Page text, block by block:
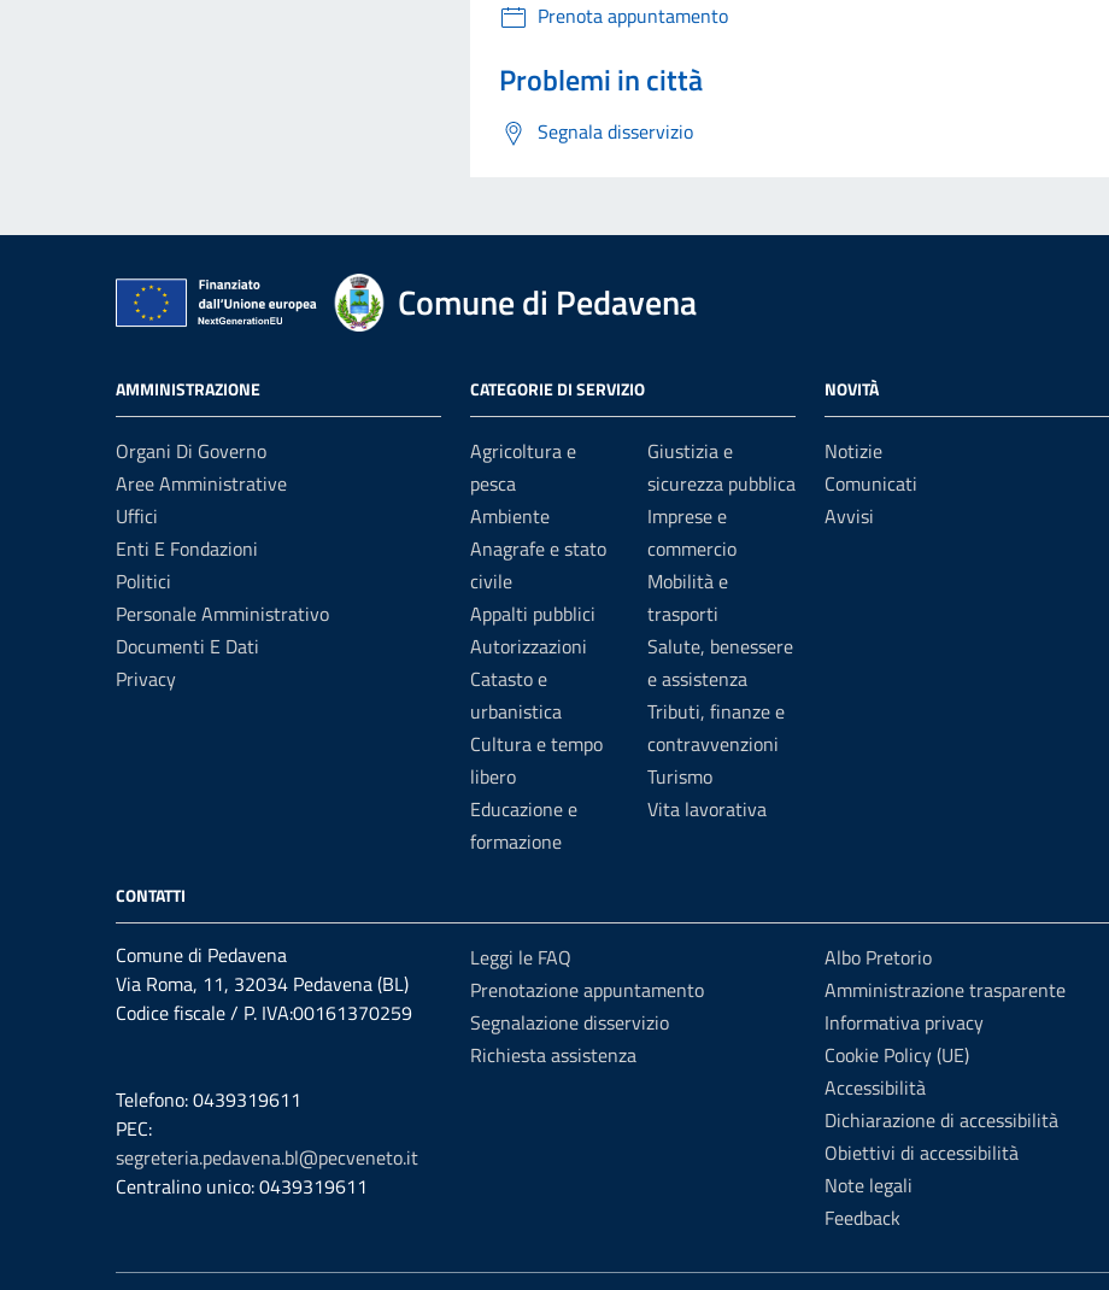
Prenota appuntamento
Problemi in città
Segnala disservizio
Comune di Pedavena
AMMINISTRAZIONE
Organi Di Governo
Aree Amministrative
Uffici
Enti E Fondazioni
Politici
Personale Amministrativo
Documenti E Dati
Privacy
CATEGORIE DI SERVIZIO
Agricoltura e
pesca
Ambiente
Anagrafe e stato
civile
Appalti pubblici
Autorizzazioni
Catasto e
urbanistica
Cultura e tempo
libero
Educazione e
formazione
Giustizia e
sicurezza pubblica
Imprese e
commercio
Mobilità e
trasporti
Salute, benessere
e assistenza
Tributi, finanze e
contravvenzioni
Turismo
Vita lavorativa
NOVITÀ
Notizie
Comunicati
Avvisi
CONTATTI
Comune di Pedavena
Via Roma, 11, 32034 Pedavena (BL)
Codice fiscale / P. IVA:00161370259
Telefono: 0439319611
PEC:
segreteria.pedavena.bl@pecveneto.it
Centralino unico: 0439319611
Leggi le FAQ
Prenotazione appuntamento
Segnalazione disservizio
Richiesta assistenza
Albo Pretorio
Amministrazione trasparente
Informativa privacy
Cookie Policy (UE)
Accessibilità
Dichiarazione di accessibilità
Obiettivi di accessibilità
Note legali
Feedback